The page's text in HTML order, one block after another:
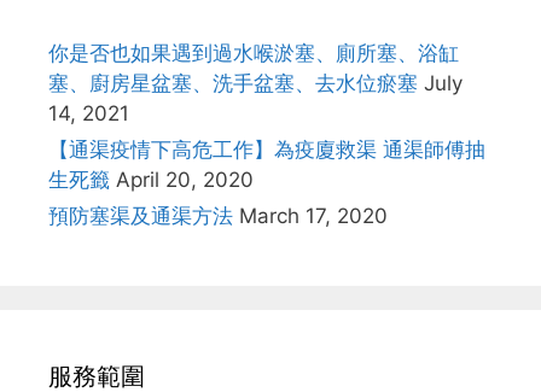
你是否也如果遇到過水喉淤塞、廁所塞、浴缸
塞、廚房星盆塞、洗手盆塞、去水位瘀塞 July
14, 2021
【通渠疫情下高危工作】為疫廈救渠 通渠師傅抽
生死籤 April 20, 2020
預防塞渠及通渠方法 March 17, 2020
服務範圍